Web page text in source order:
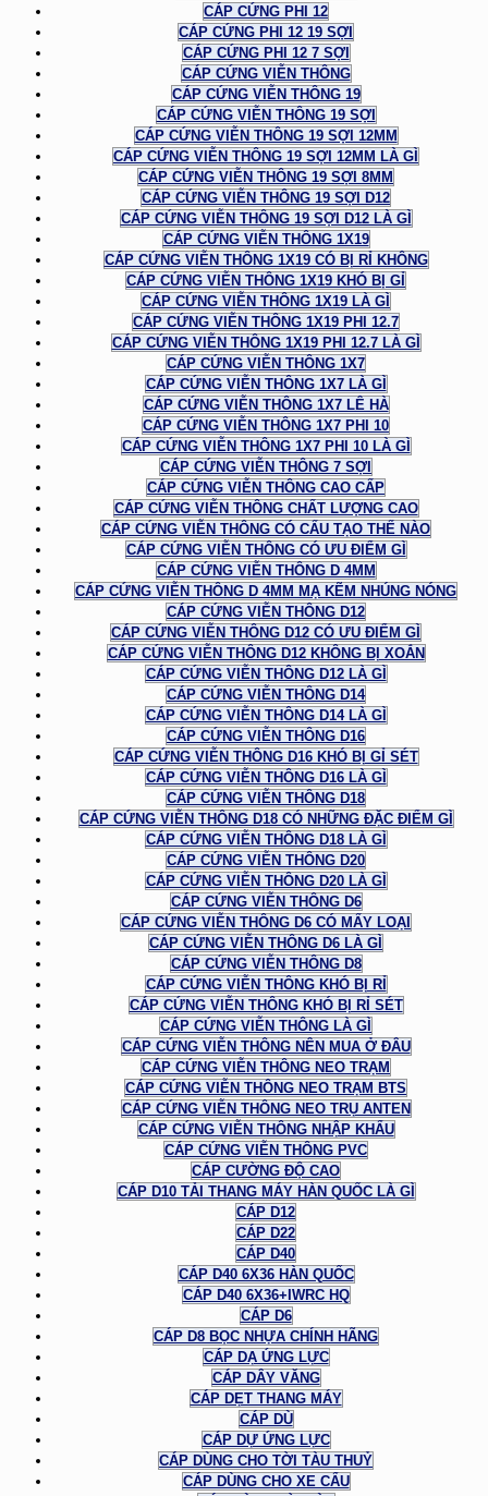
CÁP CỨNG PHI 12
CÁP CỨNG PHI 12 19 SỢI
CÁP CỨNG PHI 12 7 SỢI
CÁP CỨNG VIỄN THÔNG
CÁP CỨNG VIỄN THÔNG 19
CÁP CỨNG VIỄN THÔNG 19 SỢI
CÁP CỨNG VIỄN THÔNG 19 SỢI 12MM
CÁP CỨNG VIỄN THÔNG 19 SỢI 12MM LÀ GÌ
CÁP CỨNG VIỄN THÔNG 19 SỢI 8MM
CÁP CỨNG VIỄN THÔNG 19 SỢI D12
CÁP CỨNG VIỄN THÔNG 19 SỢI D12 LÀ GÌ
CÁP CỨNG VIỄN THÔNG 1X19
CÁP CỨNG VIỄN THÔNG 1X19 CÓ BỊ RỈ KHÔNG
CÁP CỨNG VIỄN THÔNG 1X19 KHÓ BỊ GỈ
CÁP CỨNG VIỄN THÔNG 1X19 LÀ GÌ
CÁP CỨNG VIỄN THÔNG 1X19 PHI 12.7
CÁP CỨNG VIỄN THÔNG 1X19 PHI 12.7 LÀ GÌ
CÁP CỨNG VIỄN THÔNG 1X7
CÁP CỨNG VIỄN THÔNG 1X7 LÀ GÌ
CÁP CỨNG VIỄN THÔNG 1X7 LÊ HÀ
CÁP CỨNG VIỄN THÔNG 1X7 PHI 10
CÁP CỨNG VIỄN THÔNG 1X7 PHI 10 LÀ GÌ
CÁP CỨNG VIỄN THÔNG 7 SỢI
CÁP CỨNG VIỄN THÔNG CAO CẤP
CÁP CỨNG VIỄN THÔNG CHẤT LƯỢNG CAO
CÁP CỨNG VIỄN THÔNG CÓ CẤU TẠO THẾ NÀO
CÁP CỨNG VIỄN THÔNG CÓ ƯU ĐIỂM GÌ
CÁP CỨNG VIỄN THÔNG D 4MM
CÁP CỨNG VIỄN THÔNG D 4MM MẠ KẼM NHÚNG NÓNG
CÁP CỨNG VIỄN THÔNG D12
CÁP CỨNG VIỄN THÔNG D12 CÓ ƯU ĐIỂM GÌ
CÁP CỨNG VIỄN THÔNG D12 KHÔNG BỊ XOẮN
CÁP CỨNG VIỄN THÔNG D12 LÀ GÌ
CÁP CỨNG VIỄN THÔNG D14
CÁP CỨNG VIỄN THÔNG D14 LÀ GÌ
CÁP CỨNG VIỄN THÔNG D16
CÁP CỨNG VIỄN THÔNG D16 KHÓ BỊ GỈ SÉT
CÁP CỨNG VIỄN THÔNG D16 LÀ GÌ
CÁP CỨNG VIỄN THÔNG D18
CÁP CỨNG VIỄN THÔNG D18 CÓ NHỮNG ĐẶC ĐIỂM GÌ
CÁP CỨNG VIỄN THÔNG D18 LÀ GÌ
CÁP CỨNG VIỄN THÔNG D20
CÁP CỨNG VIỄN THÔNG D20 LÀ GÌ
CÁP CỨNG VIỄN THÔNG D6
CÁP CỨNG VIỄN THÔNG D6 CÓ MẤY LOẠI
CÁP CỨNG VIỄN THÔNG D6 LÀ GÌ
CÁP CỨNG VIỄN THÔNG D8
CÁP CỨNG VIỄN THÔNG KHÓ BỊ RỈ
CÁP CỨNG VIỄN THÔNG KHÓ BỊ RỈ SÉT
CÁP CỨNG VIỄN THÔNG LÀ GÌ
CÁP CỨNG VIỄN THÔNG NÊN MUA Ở ĐÂU
CÁP CỨNG VIỄN THÔNG NEO TRẠM
CÁP CỨNG VIỄN THÔNG NEO TRẠM BTS
CÁP CỨNG VIỄN THÔNG NEO TRỤ ANTEN
CÁP CỨNG VIỄN THÔNG NHẬP KHẨU
CÁP CỨNG VIỄN THÔNG PVC
CÁP CƯỜNG ĐỘ CAO
CÁP D10 TẢI THANG MÁY HÀN QUỐC LÀ GÌ
CÁP D12
CÁP D22
CÁP D40
CÁP D40 6X36 HÀN QUỐC
CÁP D40 6X36+IWRC HQ
CÁP D6
CÁP D8 BỌC NHỰA CHÍNH HÃNG
CÁP DẠ ỨNG LỰC
CÁP DÂY VĂNG
CÁP DẸT THANG MÁY
CÁP DÙ
CÁP DỰ ỨNG LỰC
CÁP DÙNG CHO TỜI TÀU THUỶ
CÁP DÙNG CHO XE CẨU